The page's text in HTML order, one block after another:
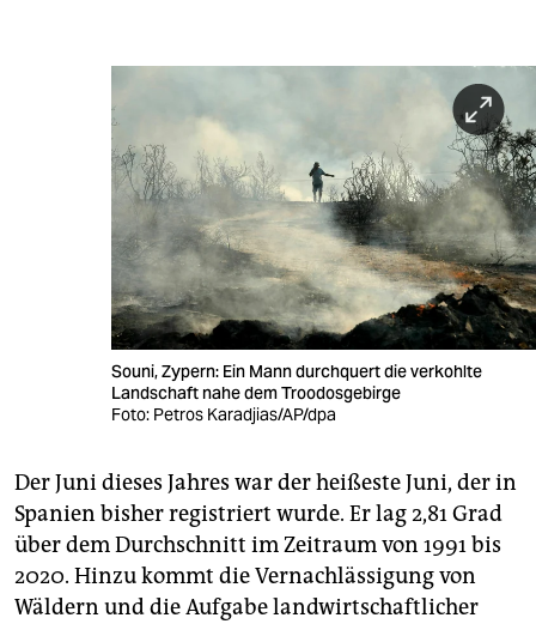
Souni, Zypern: Ein Mann durchquert die verkohlte
Landschaft nahe dem Troodos­gebirge
Foto: Petros Karadjias/AP/dpa
Der Juni dieses Jahres war der heißeste Juni, der in
Spanien bisher registriert wurde. Er lag 2,81 Grad
über dem Durchschnitt im Zeitraum von 1991 bis
2020. Hinzu kommt die Vernachlässigung von
Wäldern und die Aufgabe landwirtschaftlicher